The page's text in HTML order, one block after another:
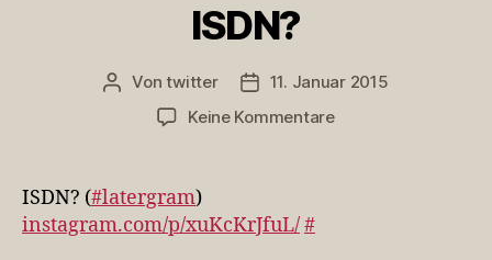
ISDN?
Beitragsautor
Vontwitter Veröffentlichungsdatum
11. Januar 2015
Keine Kommentarezu
ISDN? (#latergram)
instagram.com/p/xuKcKrJfuL/#